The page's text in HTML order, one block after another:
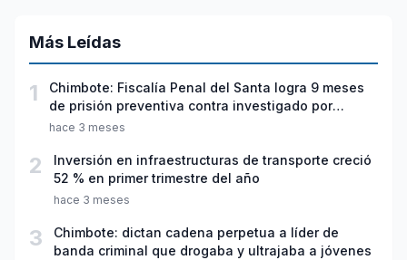
Más Leídas
1
Chimbote: Fiscalía Penal del Santa logra 9 meses
de prisión preventiva contra investigado por
violación sexual y tentativa de feminicidio
hace 3 meses
2
Inversión en infraestructuras de transporte creció
52 % en primer trimestre del año
hace 3 meses
3
Chimbote: dictan cadena perpetua a líder de
banda criminal que drogaba y ultrajaba a jóvenes